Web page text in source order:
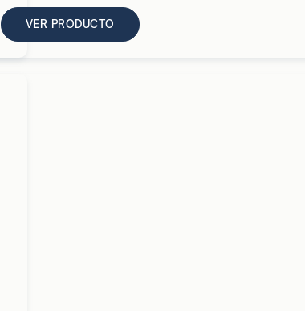
VER PRODUCTO